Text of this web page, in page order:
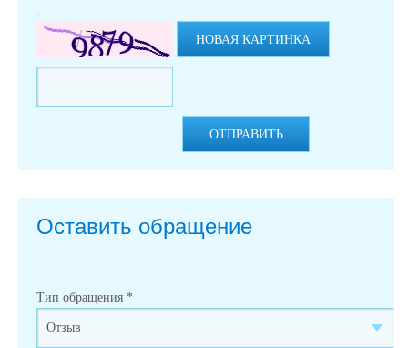
НОВАЯ КАРТИНКА
ОТПРАВИТЬ
Оставить обращение
Тип обращения *